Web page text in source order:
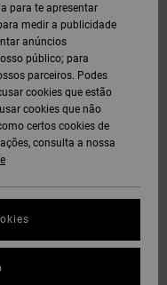
para te apresentar
medir a publicidade
anúncios
público; para
parceiros. Podes
cookies que estão
cookies que não
certos cookies de
consulta a nossa